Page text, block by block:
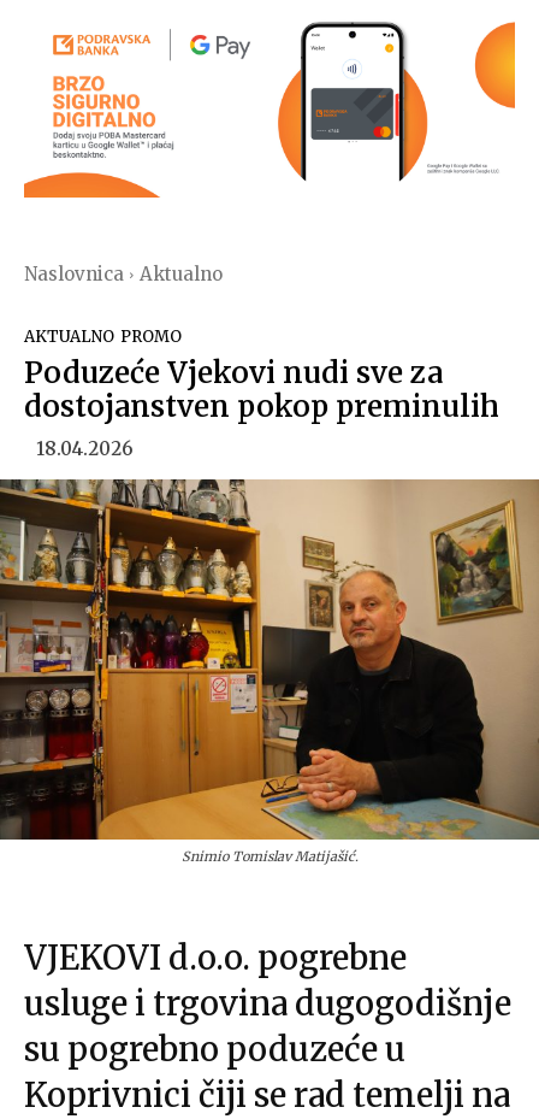
Naslovnica Aktualno
AKTUALNO PROMO
Poduzeće Vjekovi nudi sve za
dostojanstven pokop preminulih
18.04.2026
Snimio Tomislav Matijašić.
VJEKOVI d.o.o. pogrebne
usluge i trgovina dugogodišnje
su pogrebno poduzeće u
Koprivnici čiji se rad temelji na